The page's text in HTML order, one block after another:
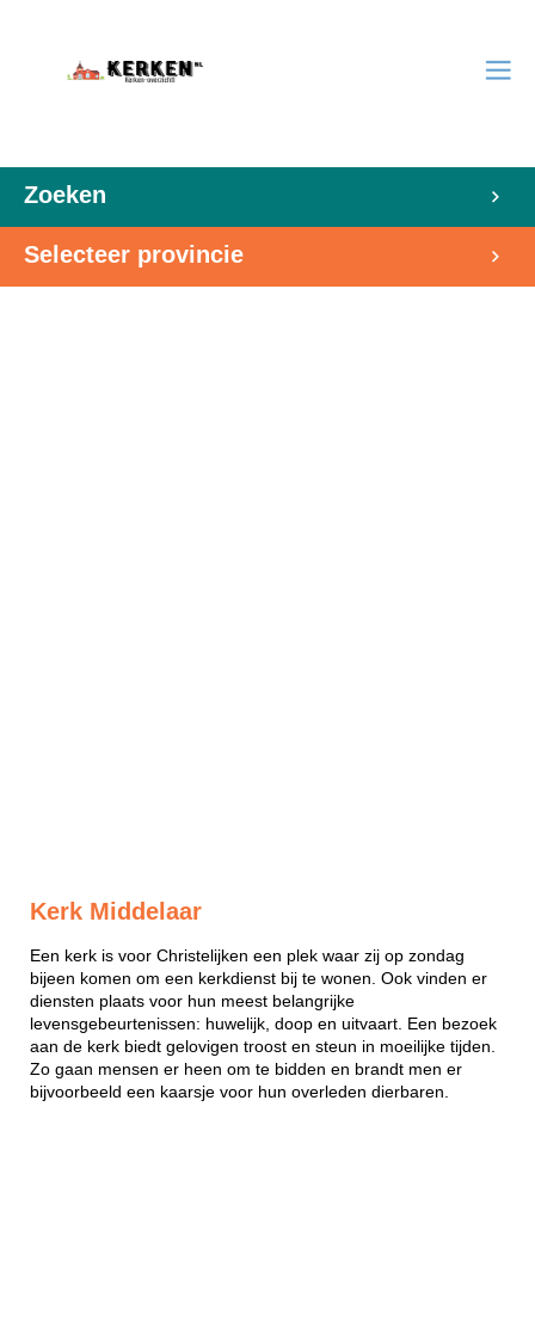
Zoeken
Selecteer provincie
Kerk Middelaar
Een kerk is voor Christelijken een plek waar zij op zondag
bijeen komen om een kerkdienst bij te wonen. Ook vinden er
diensten plaats voor hun meest belangrijke
levensgebeurtenissen: huwelijk, doop en uitvaart. Een bezoek
aan de kerk biedt gelovigen troost en steun in moeilijke tijden.
Zo gaan mensen er heen om te bidden en brandt men er
bijvoorbeeld een kaarsje voor hun overleden dierbaren.